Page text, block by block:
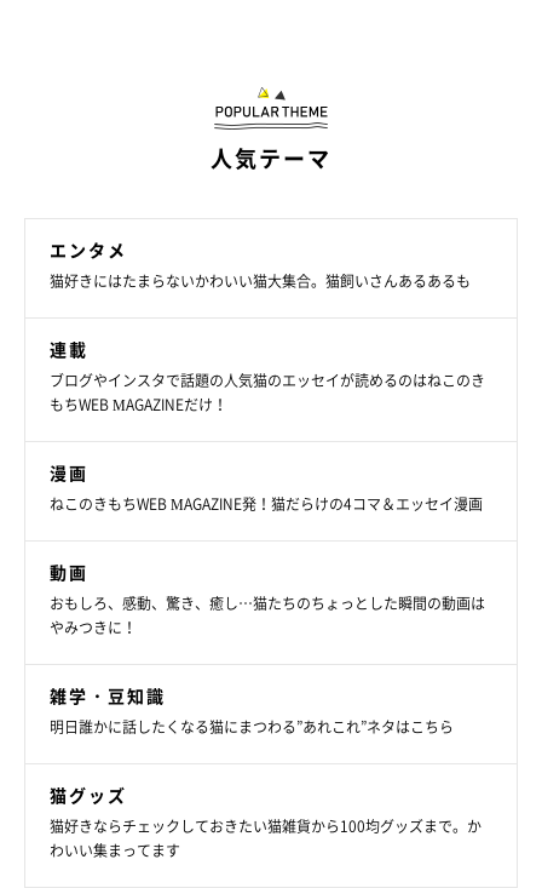
人気テーマ
エンタメ
猫好きにはたまらないかわいい猫大集合。猫飼いさんあるあるも
連載
ブログやインスタで話題の人気猫のエッセイが読めるのはねこのき
もちWEB MAGAZINEだけ！
漫画
ねこのきもちWEB MAGAZINE発！猫だらけの4コマ＆エッセイ漫画
動画
おもしろ、感動、驚き、癒し…猫たちのちょっとした瞬間の動画は
やみつきに！
雑学・豆知識
明日誰かに話したくなる猫にまつわる”あれこれ”ネタはこちら
猫グッズ
猫好きならチェックしておきたい猫雑貨から100均グッズまで。か
わいい集まってます